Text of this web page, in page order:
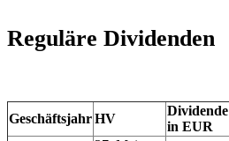
Reguläre Dividenden
GeschäftsjahrHV
Dividende
in EUR